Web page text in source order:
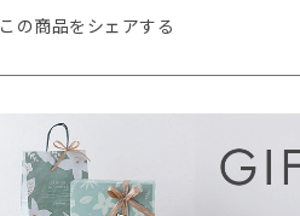
この商品をシェアする